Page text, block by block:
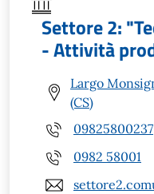
Settore 2:
- Attività
Largo
(CS)
09825800237
0982 58001